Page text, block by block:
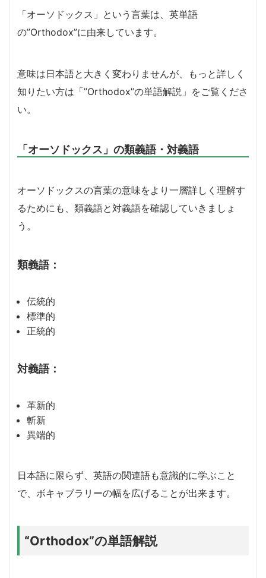
「オーソドックス」という言葉は、英単語
の”Orthodox”に由来しています。
意味は日本語と大きく変わりませんが、もっと詳しく
知りたい方は「”Orthodox”の単語解説」をご覧くださ
い。
「オーソドックス」の類義語・対義語
オーソドックスの言葉の意味をより一層詳しく理解す
るためにも、類義語と対義語を確認していきましょ
う。
類義語：
伝統的
標準的
正統的
対義語：
革新的
斬新
異端的
日本語に限らず、英語の関連語も意識的に学ぶこと
で、ボキャブラリーの幅を広げることが出来ます。
“Orthodox”の単語解説